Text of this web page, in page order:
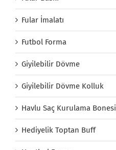
Fular İmalatı
Futbol Forma
Giyilebilir Dövme
Giyilebilir Dövme Kolluk
Havlu Saç Kurulama Bonesi
Hediyelik Toptan Buff